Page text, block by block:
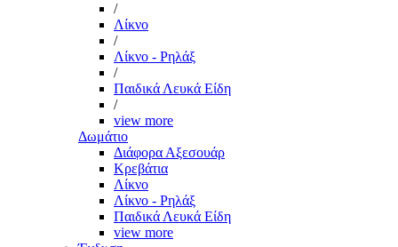
/
Λίκνο
/
Λίκνο - Ρηλάξ
/
Παιδικά Λευκά Είδη
/
view more
Δωμάτιο
Διάφορα Αξεσουάρ
Κρεβάτια
Λίκνο
Λίκνο - Ρηλάξ
Παιδικά Λευκά Είδη
view more